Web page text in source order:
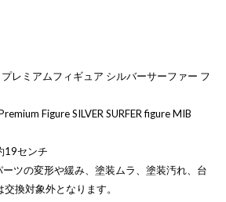
レミアムフィギュア シルバーサーファー フ
Figure SILVER SURFER figure MIB
19センチ
ツの変形や緩み、塗装ムラ、塗装汚れ、台
換対象外となります。